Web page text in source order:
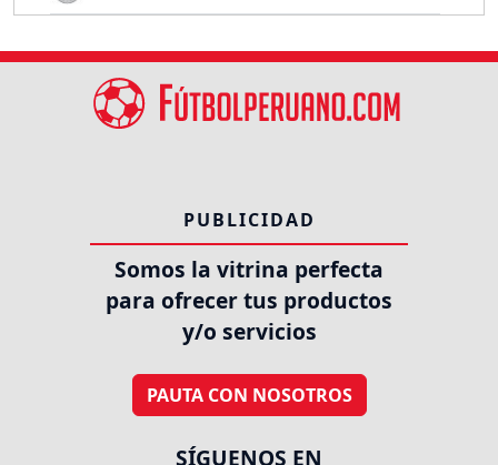
PUBLICIDAD
Somos la vitrina perfecta
para ofrecer tus productos
y/o servicios
PAUTA CON NOSOTROS
SÍGUENOS EN